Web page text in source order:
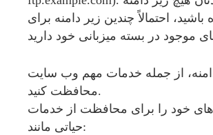
باشید، احتمالاً چندین زیر دامنه برای
از جمله خدمات مهم وب سایت
محافظت کنید.
های خود را برای محافظت از خدمات
حیاتی مانند: